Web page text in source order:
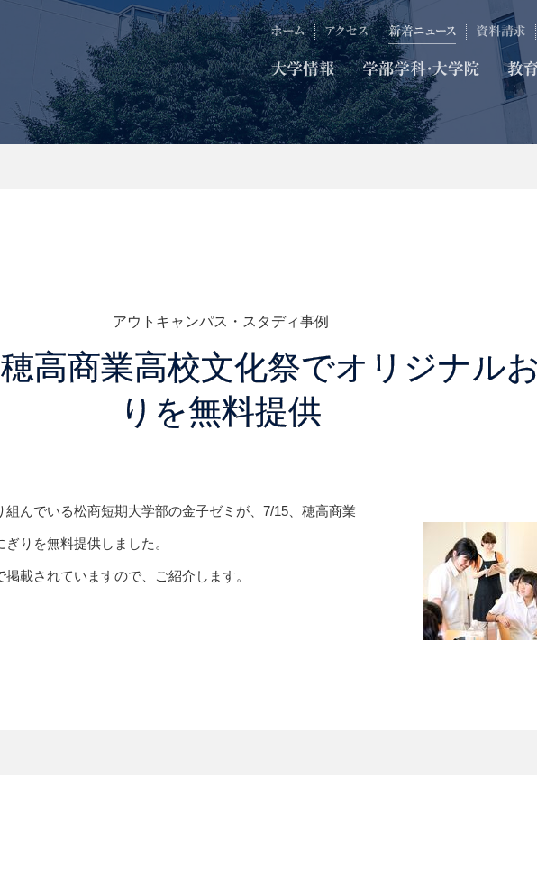
アウトキャンパス・スタディ事例
高商業高校文化祭でオリジナル
りを無料提供
組んでいる松商短期大学部の金子ゼミが、7/15、穂高商業
りを無料提供しました。
載されていますので、ご紹介します。